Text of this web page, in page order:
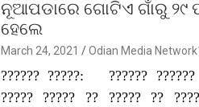
ନୂଆପଡାରେ ଗୋଟିଏ ଗାଁରୁ ୨୯
ହେଲେ
March 24, 2021 Odian Media
?????? ?????: ?????? ??????
????? ????? ?? ????? ??